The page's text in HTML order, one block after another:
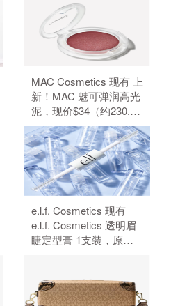
MAC Cosmetics 现有 上
新！MAC 魅可弹润高光
泥，现价$34（约230.29
元）。 无需使用优惠
码。
e.l.f. Cosmetics 现有
e.l.f. Cosmetics 透明眉
睫定型膏 1支装，原价
码。